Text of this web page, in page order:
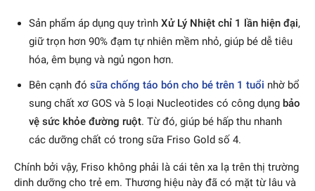
Sản phẩm áp dụng quy trình Xử Lý Nhiệt chỉ 1 lần hiện đại,
giữ trọn hơn 90% đạm tự nhiên mềm nhỏ, giúp bé dễ tiêu
hóa, êm bụng và ngủ ngon hơn.
Bên cạnh đó sữa chống táo bón cho bé trên 1 tuổi nhờ bổ
sung chất xơ GOS và 5 loại Nucleotides có công dụng bảo
vệ sức khỏe đường ruột. Từ đó, giúp bé hấp thu nhanh
các dưỡng chất có trong sữa Friso Gold số 4.
Chính bởi vậy, Friso không phải là cái tên xa lạ trên thị trường
dinh dưỡng cho trẻ em. Thương hiệu này đã có mặt từ lâu và